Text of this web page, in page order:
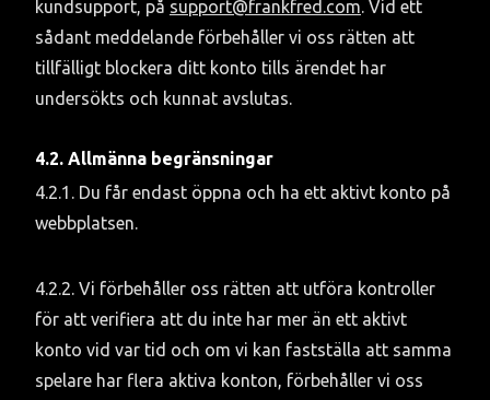
kundsupport, på support@frankfred.com. Vid ett
sådant meddelande förbehåller vi oss rätten att
tillfälligt blockera ditt konto tills ärendet har
undersökts och kunnat avslutas.
4.2. Allmänna begränsningar
4.2.1. Du får endast öppna och ha ett aktivt konto på
webbplatsen.
4.2.2. Vi förbehåller oss rätten att utföra kontroller
för att verifiera att du inte har mer än ett aktivt
konto vid var tid och om vi kan fastställa att samma
spelare har flera aktiva konton, förbehåller vi oss